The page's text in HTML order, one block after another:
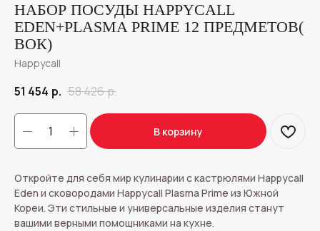
НАБОР ПОСУДЫ HAPPYCALL
EDEN+PLASMA PRIME 12 ПРЕДМЕТОВ(
ВОК)
Happycall
51 454 р. 58 426р.
В корзину
Откройте для себя мир кулинарии с кастрюлями Happycall
Eden и сковородами Happycall Plasma Prime из Южной
Кореи. Эти стильные и универсальные изделия станут
вашими верными помощниками на кухне.